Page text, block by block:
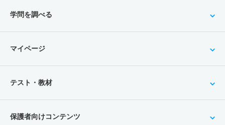
学問を調べる
マイページ
テスト・教材
保護者向けコンテンツ